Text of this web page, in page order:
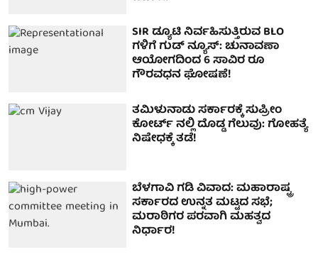
SIR ಡ್ಯೂಟಿ ನಿರ್ವಹಿಸುತ್ತಿರುವ BLO
ಗಳಿಗೆ ಗುಡ್ ನ್ಯೂಸ್: ಚುನಾವಣಾ
ಆಯೋಗದಿಂದ 6 ಸಾವಿರ ರೂ
ಗೌರವಧನ ಘೋಷಣೆ!
ತಮಿಳುನಾಡು ಸರ್ಕಾರಕ್ಕೆ ಸುಪ್ರೀಂ
ಕೋರ್ಟ್ ನಲ್ಲಿ ದೊಡ್ಡ ಗೆಲುವು: ಗೋಹತ್ಯೆ
ನಿಷೇಧಕ್ಕೆ ತಡೆ!
ಬೆಳಗಾವಿ ಗಡಿ ವಿವಾದ: ಮಹಾರಾಷ್ಟ್ರ
ಸರ್ಕಾರದ ಉನ್ನತ ಮಟ್ಟದ ಸಭೆ;
ಮರಾಠಿಗರ ಪರವಾಗಿ ಮಹತ್ವದ
ನಿರ್ಧಾರ!